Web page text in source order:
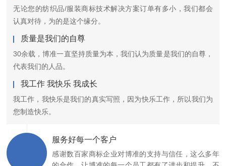
无论您的纺织品/服装商标技术解决方案订单有多小，我们都会
认真对待，为的是这个缘分。
质量是我们的自尊
30余载，博准一直坚持质量为本，我们认为质量是我们的自尊，
代表我们的人品。
我工作 我快乐 我成长
我工作，我快乐是我们的真实写照，因为快乐工作，所以我们为
您制造快乐。
服务好每一个客户
感谢数百家商标企业对博准的支持与信任，这么多年